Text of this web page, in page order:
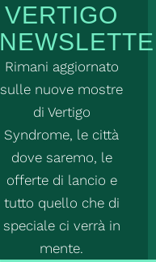
VERTIGO
Rimani aggiornato
sulle nuove mostre
di Vertigo
Syndrome, le città
dove saremo, le
offerte di lancio e
tutto quello che di
speciale ci verrà in
mente.